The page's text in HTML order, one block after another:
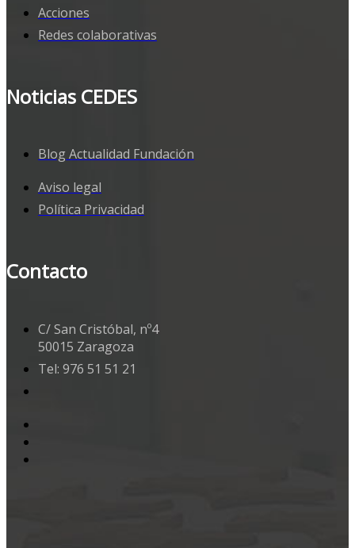
Acciones
Redes colaborativas
Noticias CEDES
Blog Actualidad Fundación
Aviso legal
Política Privacidad
Contacto
C/ San Cristóbal, nº4
50015 Zaragoza
Tel: 976 51 51 21